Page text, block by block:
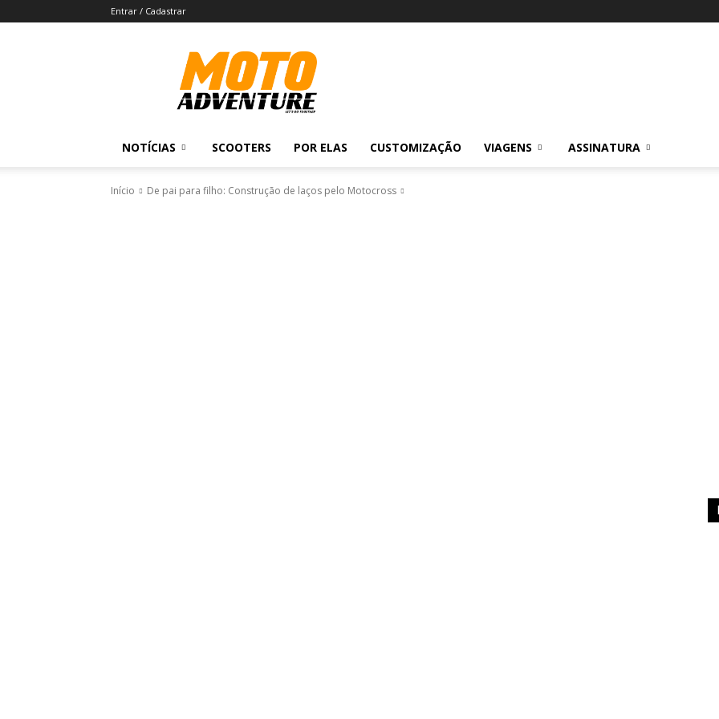
Entrar / Cadastrar
Revista
Moto
Adventure
NOTÍCIAS SCOOTERS POR ELAS CUSTOMIZAÇÃO VIAGENS ASSINATURA
Início De pai para filho: Construção de laços pelo Motocross